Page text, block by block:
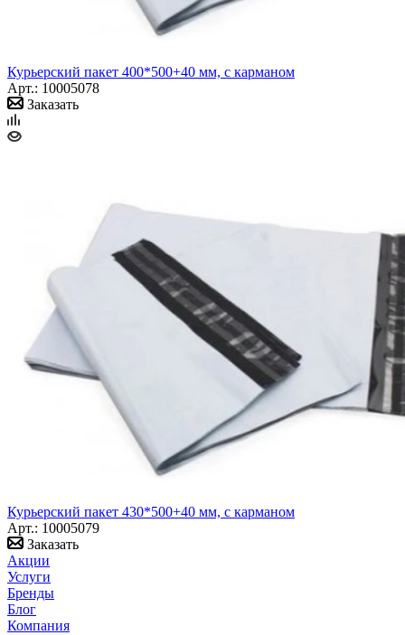
Курьерский пакет 400*500+40 мм, с карманом
Арт.: 10005078
Заказать
Курьерский пакет 430*500+40 мм, с карманом
Арт.: 10005079
Заказать
Акции
Услуги
Бренды
Блог
Компания